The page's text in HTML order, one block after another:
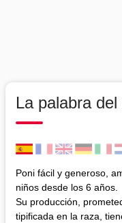
La palabra
Poni fácil y generoso,
niños desde los 6 años.
Su producción,
tipificada en la raza,